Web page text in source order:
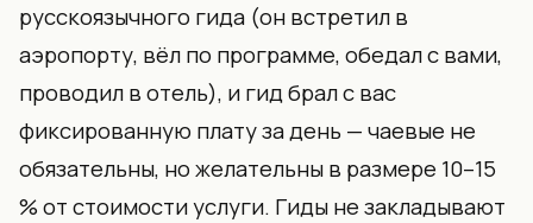
русскоязычного гида (он встретил в
аэропорту, вёл по программе, обедал с вами,
проводил в отель), и гид брал с вас
фиксированную плату за день — чаевые не
обязательны, но желательны в размере 10–15
% от стоимости услуги. Гиды не закладывают